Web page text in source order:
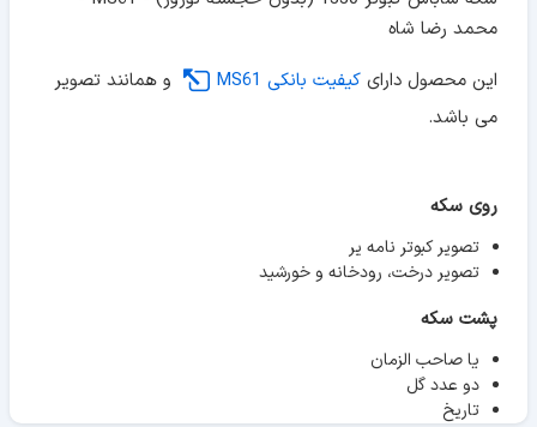
محمد رضا شاه
این محصول دارای کیفیت بانکی MS61
و همانند تصویر
می باشد.
روی سکه
تصویر کبوتر نامه یر
تصویر درخت، رودخانه و خورشید
پشت سکه
یا صاحب الزمان
دو عدد گل
تاریخ